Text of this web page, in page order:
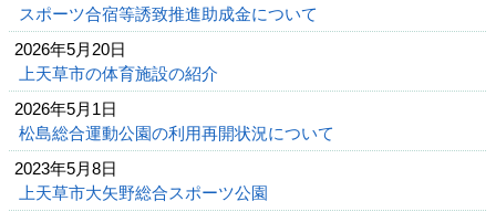
スポーツ合宿等誘致推進助成金について
2026年5月20日
上天草市の体育施設の紹介
2026年5月1日
松島総合運動公園の利用再開状況について
2023年5月8日
上天草市大矢野総合スポーツ公園